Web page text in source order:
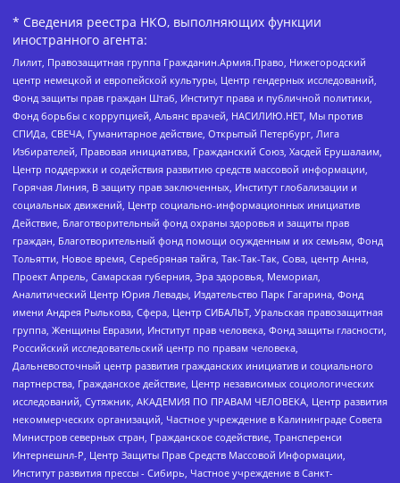
* Сведения реестра НКО, выполняющих функции
иностранного агента:
Лилит, Правозащитная группа Гражданин.Армия.Право, Нижегородский
центр немецкой и европейской культуры, Центр гендерных исследований,
Фонд защиты прав граждан Штаб, Институт права и публичной политики,
Фонд борьбы с коррупцией, Альянс врачей, НАСИЛИЮ.НЕТ, Мы против
СПИДа, СВЕЧА, Гуманитарное действие, Открытый Петербург, Лига
Избирателей, Правовая инициатива, Гражданский Союз, Хасдей Ерушалаим,
Центр поддержки и содействия развитию средств массовой информации,
Горячая Линия, В защиту прав заключенных, Институт глобализации и
социальных движений, Центр социально-информационных инициатив
Действие, Благотворительный фонд охраны здоровья и защиты прав
граждан, Благотворительный фонд помощи осужденным и их семьям, Фонд
Тольятти, Новое время, Серебряная тайга, Так-Так-Так, Сова, центр Анна,
Проект Апрель, Самарская губерния, Эра здоровья, Мемориал,
Аналитический Центр Юрия Левады, Издательство Парк Гагарина, Фонд
имени Андрея Рылькова, Сфера, Центр СИБАЛЬТ, Уральская правозащитная
группа, Женщины Евразии, Институт прав человека, Фонд защиты гласности,
Российский исследовательский центр по правам человека,
Дальневосточный центр развития гражданских инициатив и социального
партнерства, Гражданское действие, Центр независимых социологических
исследований, Сутяжник, АКАДЕМИЯ ПО ПРАВАМ ЧЕЛОВЕКА, Центр развития
некоммерческих организаций, Частное учреждение в Калининграде Совета
Министров северных стран, Гражданское содействие, Трансперенси
Интернешнл-Р, Центр Защиты Прав Средств Массовой Информации,
Институт развития прессы - Сибирь, Частное учреждение в Санкт-